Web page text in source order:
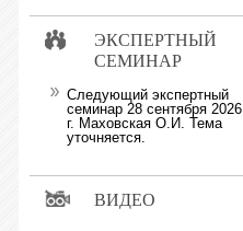
ЭКСПЕРТНЫЙ
СЕМИНАР
Следующий экспертный
семинар 28 сентября 2026
г. Маховская О.И. Тема
уточняется.
ВИДЕО